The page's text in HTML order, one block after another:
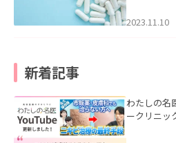
2023.11.10
新着記事
わたしの名
ークリニッ